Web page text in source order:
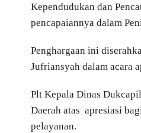
Kependudukan dan
pencapaiannya dalam
Penghargaan ini
Jufriansyah dalam acara
Plt Kepala Dinas
Daerah atas apresiasi
pelayanan.